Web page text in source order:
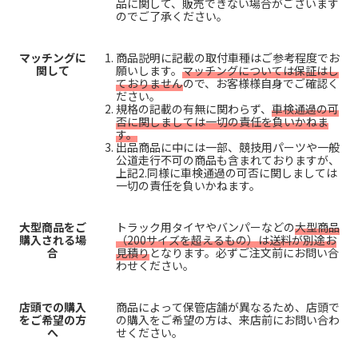
のでご了承ください。
マッチングに
関して
商品説明に記載の取付車種はご参考程度でお
願いします。 マッチングについては保証はし
ておりませんので、お客様様自身でご確認く
ださい。
規格の記載の有無に関わらず、 車検通過の可
否に関しましては一切の責任を負いかねま
す。
出品商品に中には一部、競技用パーツや一般
公道走行不可の商品も含まれておりますが、
上記2.同様に車検通過の可否に関しましては
一切の責任を負いかねます。
大型商品をご
購入される場
合
トラック用タイヤやバンパーなどの大型商品
（200サイズを超えるもの）は送料が別途お
見積りとなります。必ずご注文前にお問い合
わせください。
店頭での購入
をご希望の方
へ
商品によって保管店舗が異なるため、店頭で
の購入をご希望の方は、来店前にお問い合わ
せください。